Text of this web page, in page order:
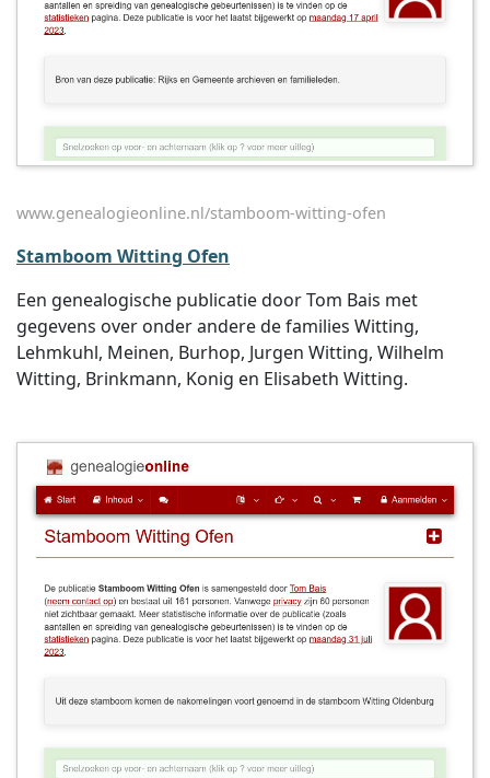
www.genealogieonline.nl/stamboom-witting-ofen
Stamboom Witting Ofen
Een genealogische publicatie door Tom Bais met
gegevens over onder andere de families Witting,
Lehmkuhl, Meinen, Burhop, Jurgen Witting, Wilhelm
Witting, Brinkmann, Konig en Elisabeth Witting.